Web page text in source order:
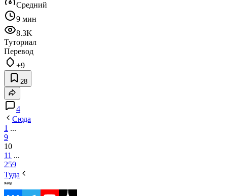
Средний
9 мин
8.3K
Туториал
Перевод
+9
28
4
Сюда
1 ...
9
10
11 ...
259
Туда